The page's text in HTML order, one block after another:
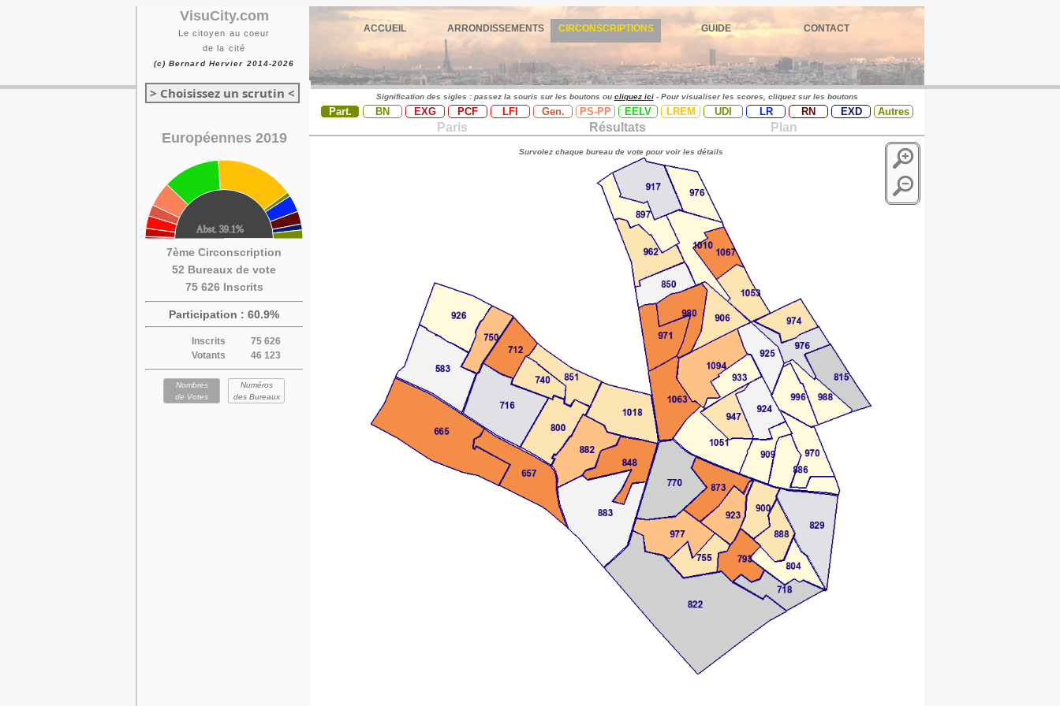
VisuCity.com
Le citoyen au coeur
de la cité
(c) Bernard Hervier 2014-2026
ACCUEIL ARRONDISSEMENTS CIRCONSCRIPTIONS GUIDE CONTACT
> Choisissez un scrutin <
Européennes 2019
7ème Circonscription
52 Bureaux de vote
75 626 Inscrits
Participation : 60.9%
Inscrits
75 626
Votants
46 123
Nombres
de Votes
Numéros
des Bureaux
Signification des sigles : passez la souris sur les boutons ou cliquez ici- Pour visualiser les scores, cliquez sur les boutons
Part. BN EXG PCF LFI Gen. PS-PP EELV LREM UDI LR RN EXD Autres
Paris Résultats Plan
Survolez chaque bureau de vote pour voir les détails